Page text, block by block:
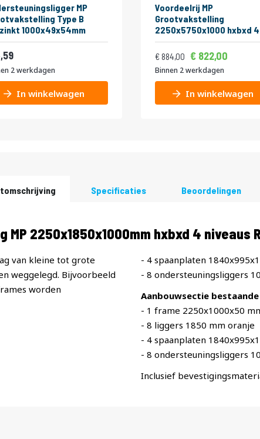
MP
Type B
1000x49x54mm
2 werkdagen
In winkelwagen
Voordeelrij MP
Grootvakstelling
2250x5750x1000 hxbxd 4
niveaus RAL2004/
400kg
Normale prijs
884,00 1.069,64
Vanaf
822,00
Binnen 2 werkdagen
In winkelwagen
2250x1850x1000mm hxbxd 4 niveaus
van kleine tot grote
weggelegd. Bijvoorbeeld
worden
- 4 spaanplaten
- 8 ondersteuningsliggers
Aanbouwsectie
- 1 frame 2250x1000x50
- 8 liggers 1850 mm oranje
- 4 spaanplaten
- 8 ondersteuningsliggers
Inclusief
Specificaties Beoordelingen